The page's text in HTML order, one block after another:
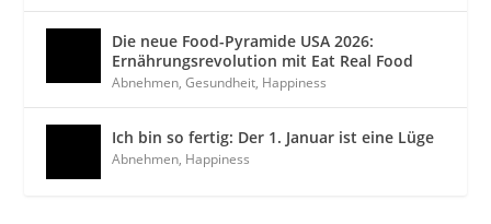
Die neue Food-Pyramide USA 2026:
Ernährungsrevolution mit Eat Real Food
Abnehmen,Gesundheit, Happiness
Ich bin so fertig: Der 1. Januar ist eine Lüge
Abnehmen, Happiness